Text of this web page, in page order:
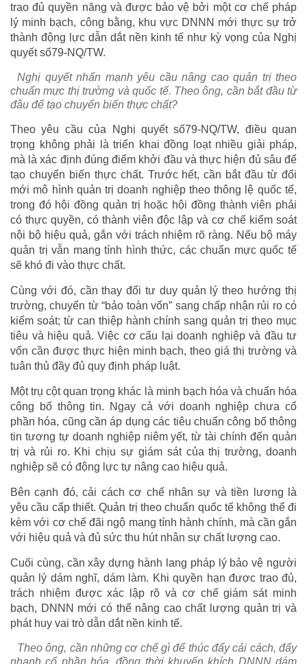
trao đủ quyền năng và được bảo vệ bởi một cơ chế pháp
lý minh bạch, công bằng, khu vực DNNN mới thực sự trở
thành động lực dẫn dắt nền kinh tế như kỳ vọng của Nghị
quyết số79-NQ/TW.
Nghị quyết nhấn mạnh yêu cầu nâng cao quản trị theo
chuẩn mực thị trường và quốc tế. Theo ông, cần bắt đầu từ
đâu để tạo chuyển biến thực chất?
Theo yêu cầu của Nghị quyết số79-NQ/TW, điều quan
trọng không phải là triển khai đồng loạt nhiều giải pháp,
mà là xác định đúng điểm khởi đầu và thực hiện đủ sâu để
tạo chuyển biến thực chất. Trước hết, cần bắt đầu từ đổi
mới mô hình quản trị doanh nghiệp theo thông lệ quốc tế,
trong đó hội đồng quản trị hoặc hội đồng thành viên phải
có thực quyền, có thành viên độc lập và cơ chế kiểm soát
nội bộ hiệu quả, gắn với trách nhiệm rõ ràng. Nếu bộ máy
quản trị vẫn mang tính hình thức, các chuẩn mực quốc tế
sẽ khó đi vào thực chất.
Cùng với đó, cần thay đổi tư duy quản lý theo hướng thị
trường, chuyển từ “bảo toàn vốn” sang chấp nhận rủi ro có
kiểm soát; từ can thiệp hành chính sang quản trị theo mục
tiêu và hiệu quả. Việc cơ cấu lại doanh nghiệp và đầu tư
vốn cần được thực hiện minh bạch, theo giá thị trường và
tuân thủ đầy đủ quy định pháp luật.
Một trụ cột quan trọng khác là minh bạch hóa và chuẩn hóa
công bố thông tin. Ngay cả với doanh nghiệp chưa cổ
phần hóa, cũng cần áp dụng các tiêu chuẩn công bố thông
tin tương tự doanh nghiệp niêm yết, từ tài chính đến quản
trị và rủi ro. Khi chịu sự giám sát của thị trường, doanh
nghiệp sẽ có động lực tự nâng cao hiệu quả.
Bên cạnh đó, cải cách cơ chế nhân sự và tiền lương là
yêu cầu cấp thiết. Quản trị theo chuẩn quốc tế không thể đi
kèm với cơ chế đãi ngộ mang tính hành chính, mà cần gắn
với hiệu quả và đủ sức thu hút nhân sự chất lượng cao.
Cuối cùng, cần xây dựng hành lang pháp lý bảo vệ người
quản lý dám nghĩ, dám làm. Khi quyền hạn được trao đủ,
trách nhiệm được xác lập rõ và cơ chế giám sát minh
bạch, DNNN mới có thể nâng cao chất lượng quản trị và
phát huy vai trò dẫn dắt nền kinh tế.
Theo ông, cần những cơ chế gì để thúc đẩy cải cách, đẩy
nhanh cổ phần hóa, đồng thời khuyến khích DNNN dám